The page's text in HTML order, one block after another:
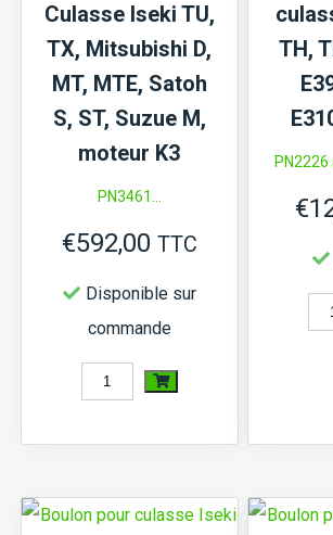
Culasse Iseki TU,
TX, Mitsubishi D,
MT, MTE, Satoh
S, ST, Suzue M,
moteur K3
PN3461...
€592,00 TTC
Disponible sur
commande
quantité
Culasse
TU,
TH,
PN2226
€
TF,